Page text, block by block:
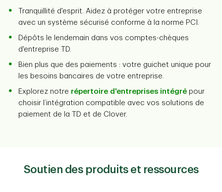
Tranquillité d'esprit. Aidez à protéger votre entreprise
avec un système sécurisé conforme à la norme PCI.
Dépôts le lendemain dans vos comptes-chèques
d'entreprise TD.
Bien plus que des paiements : votre guichet unique pour
les besoins bancaires de votre entreprise.
Explorez notre répertoire d'entreprises intégré pour
choisir l’intégration compatible avec vos solutions de
paiement de la TD et de Clover.
Soutien des produits et ressources